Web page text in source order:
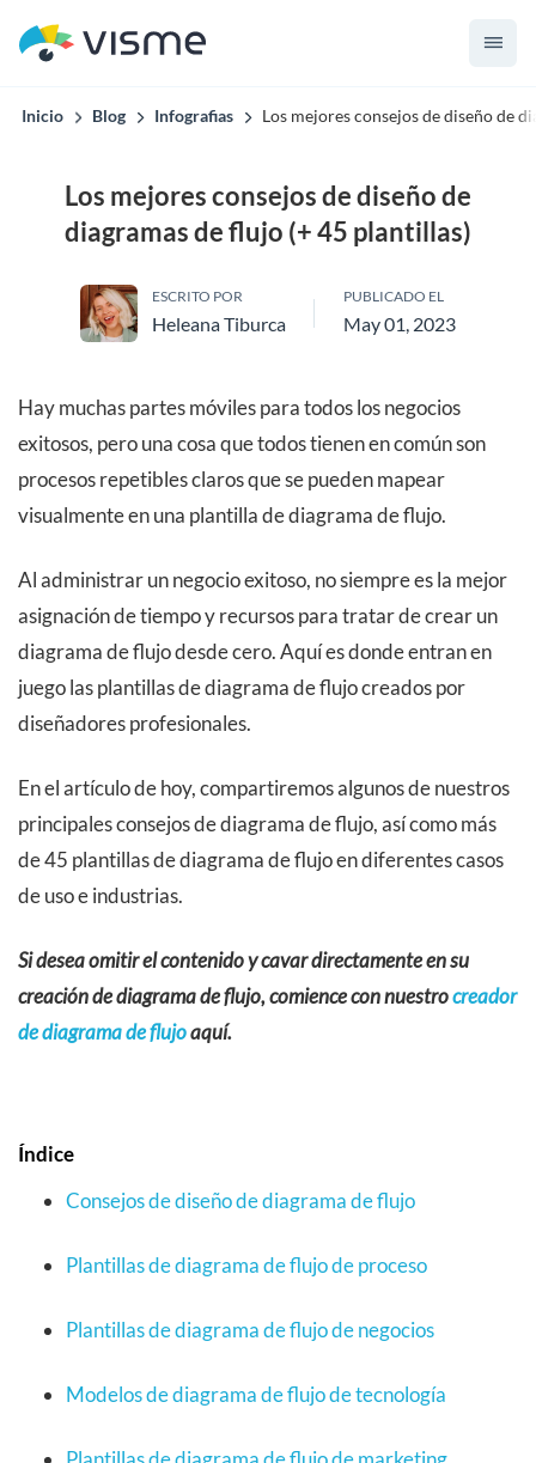
Inicio Blog Infografias Los mejores consejos de diseño de
Los mejores consejos de diseño de
diagramas de flujo (+ 45 plantillas)
ESCRITO POR
Heleana Tiburca
PUBLICADO EL
May 01, 2023
Hay muchas partes móviles para todos los negocios
exitosos, pero una cosa que todos tienen en común son
procesos repetibles claros que se pueden mapear
visualmente en una plantilla de diagrama de flujo.
Al administrar un negocio exitoso, no siempre es la mejor
asignación de tiempo y recursos para tratar de crear un
diagrama de flujo desde cero. Aquí es donde entran en
juego las plantillas de diagrama de flujo creados por
diseñadores profesionales.
En el artículo de hoy, compartiremos algunos de nuestros
principales consejos de diagrama de flujo, así como más
de 45 plantillas de diagrama de flujo en diferentes casos
de uso e industrias.
Si desea omitir el contenido y cavar directamente en su
creación de diagrama de flujo, comience con nuestrocreador
de diagrama de flujoaquí.
Índice
Consejos de diseño de diagrama de flujo
Plantillas de diagrama de flujo de proceso
Plantillas de diagrama de flujo de negocios
Modelos de diagrama de flujo de tecnología